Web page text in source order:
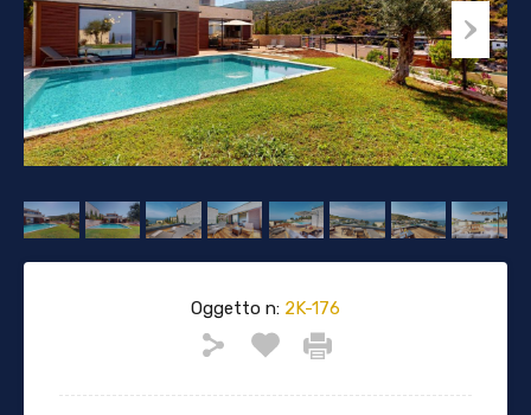
Oggetto n: 2K-176